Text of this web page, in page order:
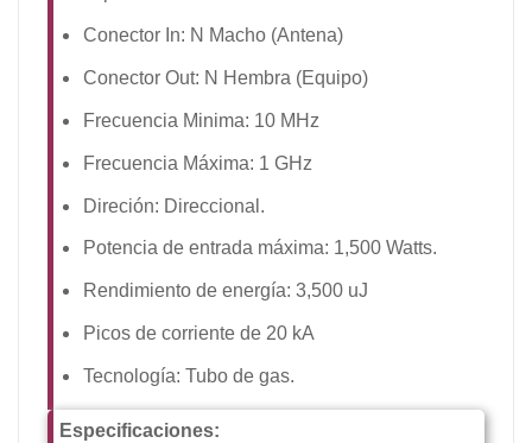
Conector In: N Macho (Antena)
Conector Out: N Hembra (Equipo)
Frecuencia Minima: 10 MHz
Frecuencia Máxima: 1 GHz
Direción: Direccional.
Potencia de entrada máxima: 1,500 Watts.
Rendimiento de energía: 3,500 uJ
Picos de corriente de 20 kA
Tecnología: Tubo de gas.
Especificaciones: